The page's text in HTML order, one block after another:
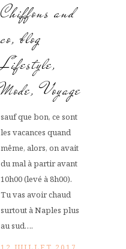
Chiffons and
co, blog
Lifestyle,
Mode, Voyage
sauf que bon, ce sont
les vacances quand
même, alors, on avait
du mal à partir avant
10h00 (levé à 8h00).
Tu vas avoir chaud
surtout à Naples plus
au sud….